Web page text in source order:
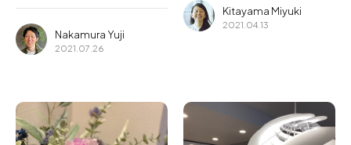
Nakamura Yuji
2021.07.26
Kitayama Miyuki
2021.04.13